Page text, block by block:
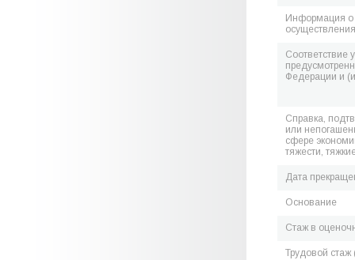
Информация о
Соответствие
Федерации и
Справка,
или
сфере
тяжести,
Дата
Основание
Стаж в
Трудовой стаж